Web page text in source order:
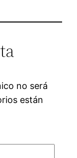
no será
están